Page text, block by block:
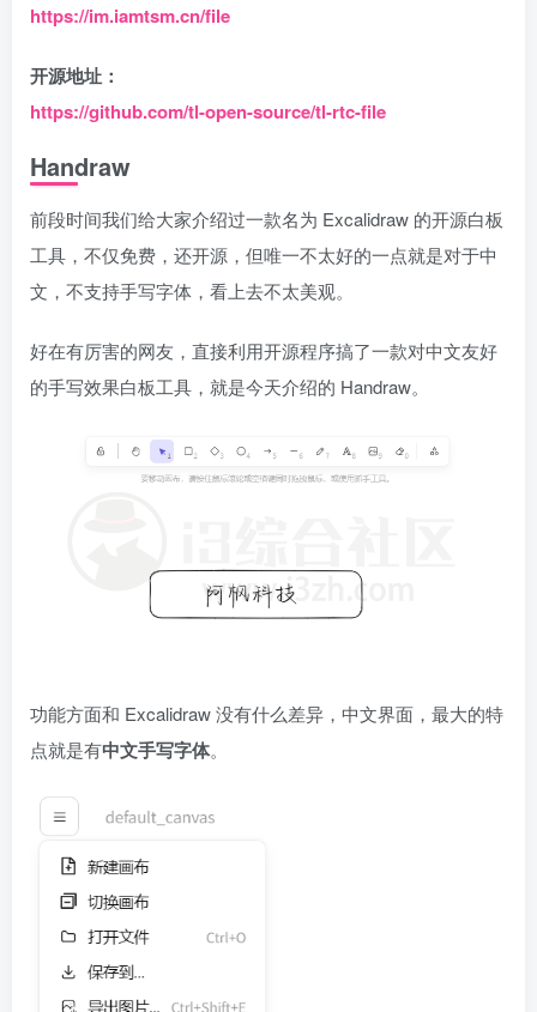
https://im.iamtsm.cn/file
开源地址：
https://github.com/tl-open-source/tl-rtc-file
Handraw
前段时间我们给大家介绍过一款名为 Excalidraw 的开源白板
工具，不仅免费，还开源，但唯一不太好的一点就是对于中
文，不支持手写字体，看上去不太美观。
好在有厉害的网友，直接利用开源程序搞了一款对中文友好
的手写效果白板工具，就是今天介绍的 Handraw。
功能方面和 Excalidraw 没有什么差异，中文界面，最大的特
点就是有中文手写字体。